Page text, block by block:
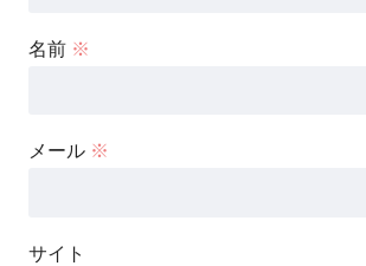
名前 ※
メール ※
サイト